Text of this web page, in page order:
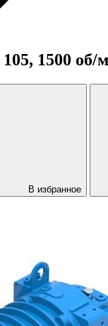
1500
В избранное